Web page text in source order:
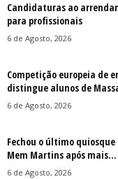
Candidaturas ao
para profissionais
6 de Agosto, 2026
Competição europeia de
distingue alunos de
6 de Agosto, 2026
Fechou o último
Mem Martins após mais...
6 de Agosto, 2026